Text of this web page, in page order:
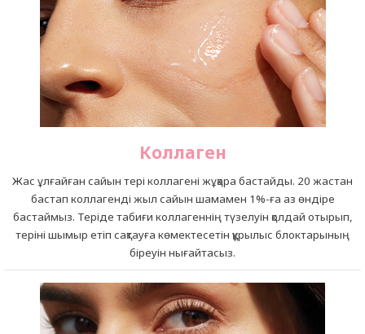
Коллаген
Жас ұлғайған сайын тері коллагені жұқара бастайды. 20 жастан
бастап коллагенді жыл сайын шамамен 1%-ға аз өндіре
бастаймыз. Теріде табиғи коллагеннің түзелуін қолдай отырып,
теріні шымыр етіп сақтауға көмектесетін құрылыс блоктарының
біреуін нығайтасыз.